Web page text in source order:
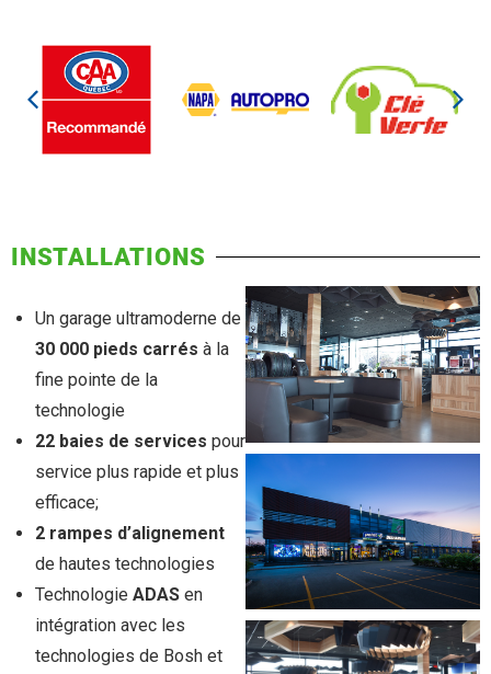
INSTALLATIONS
Un garage ultramoderne de
30 000 pieds carrés à la
fine pointe de la
technologie
22 baies de services pour
service plus rapide et plus
efficace;
2 rampes d’alignement
de hautes technologies
Technologie ADAS en
intégration avec les
technologies de Bosh et